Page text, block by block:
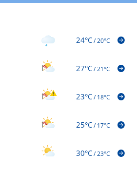
24°C/20°C
27°C/21°C
23°C/18°C
25°C/17°C
30°C/23°C